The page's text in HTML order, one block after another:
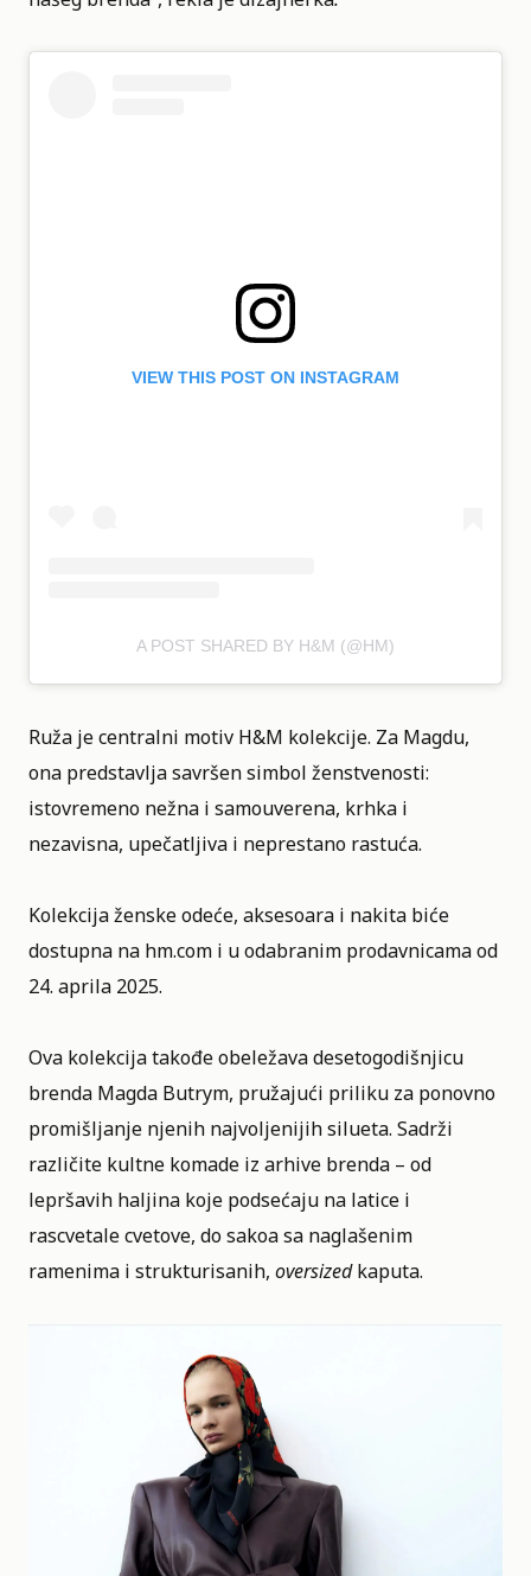
VIEW THIS POST ON INSTAGRAM
A POST SHARED BY H&M (@HM)
Ruža je centralni motiv H&M kolekcije. Za Magdu,
ona predstavlja savršen simbol ženstvenosti:
istovremeno nežna i samouverena, krhka i
nezavisna, upečatljiva i neprestano rastuća.
Kolekcija ženske odeće, aksesoara i nakita biće
dostupna na hm.com i u odabranim prodavnicama od
24. aprila 2025.
Ova kolekcija takođe obeležava desetogodišnjicu
brenda Magda Butrym, pružajući priliku za ponovno
promišljanje njenih najvoljenijih silueta. Sadrži
različite kultne komade iz arhive brenda – od
lepršavih haljina koje podsećaju na latice i
rascvetale cvetove, do sakoa sa naglašenim
ramenima i strukturisanih, oversizedkaputa.